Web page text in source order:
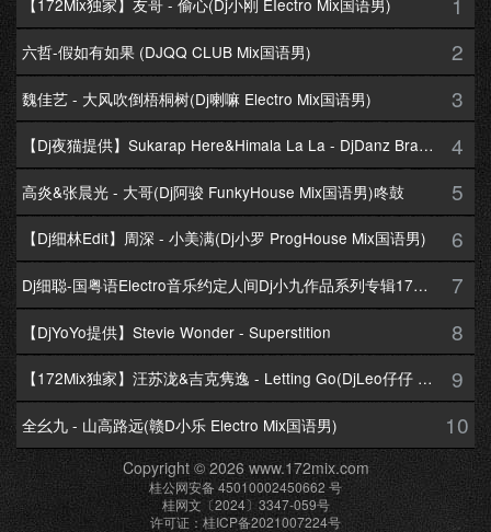
【172Mix独家】友哥 - 偷心(Dj小刚 EIectro Mix国语男)
六哲-假如有如果 (DJQQ CLUB Mix国语男) 2
魏佳艺 - 大风吹倒梧桐树(Dj喇嘛 Electro Mix国语男) 3
【Dj夜猫提供】Sukarap Here&Himala La La - DjDanz Braekbeat Mix 4
高炎&张晨光 - 大哥(Dj阿骏 FunkyHouse Mix国语男)咚鼓 5
【Dj细林Edit】周深 - 小美满(Dj小罗 ProgHouse Mix国语男) 6
Dj细聪-国粤语Electro音乐约定人间Dj小九作品系列专辑172Mix串烧 7
【DjYoYo提供】Stevie Wonder - Superstition 8
【172Mix独家】汪苏泷&吉克隽逸 - Letting Go(DjLeo仔仔 Electro Mix国语合唱) 9
全幺九 - 山高路远(赣D小乐 Electro Mix国语男) 10
Copyright © 2026 www.172mix.com
桂公网安备 45010002450662 号
桂网文〔2024〕3347-059号
许可证：桂ICP备2021007224号